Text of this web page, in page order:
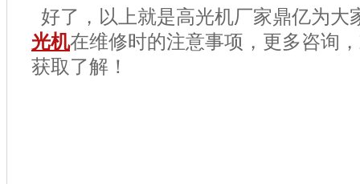
好了，以上就是高光机厂家鼎亿为大
光机在维修时的注意事项，更多咨询
获取了解！